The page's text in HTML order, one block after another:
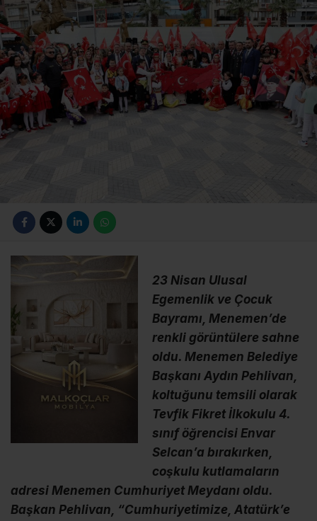
23 Nisan Ulusal
Egemenlik ve Çocuk
Bayramı, Menemen’de
renkli görüntülere sahne
oldu. Menemen Belediye
Başkanı Aydın Pehlivan,
koltuğunu temsili olarak
Tevfik Fikret İlkokulu 4.
sınıf öğrencisi Envar
Selcan’a bırakırken,
coşkulu kutlamaların
adresi Menemen Cumhuriyet Meydanı oldu.
Başkan Pehlivan, “Cumhuriyetimize, Atatürk’e